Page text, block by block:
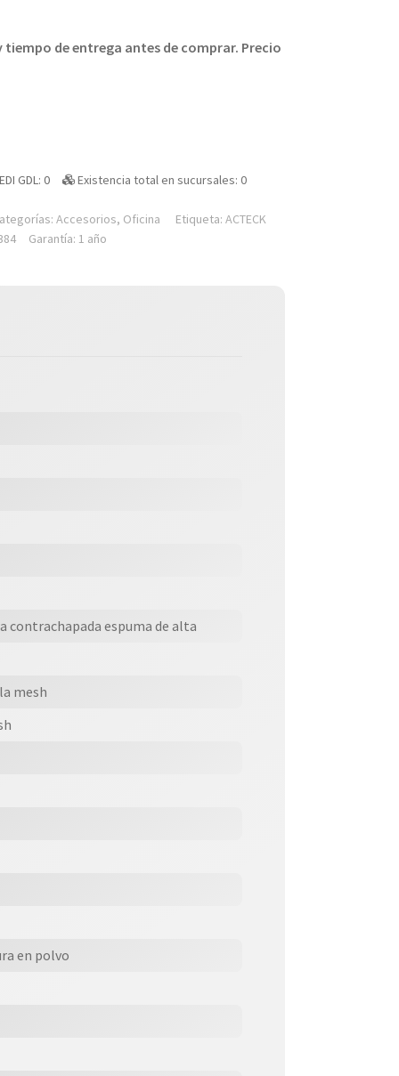
de entrega antes de comprar. Precio
GDL: 0
Existencia total en sucursales: 0
Accesorios, Oficina Etiqueta: ACTECK
Garantía: 1 año
contrachapada espuma de alta
mesh
en polvo